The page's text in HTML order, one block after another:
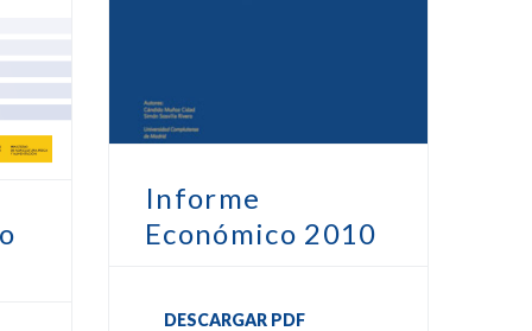
Informe
Económico 2010
DESCARGAR PDF